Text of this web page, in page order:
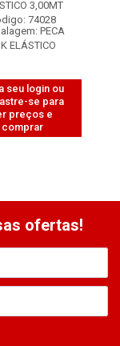
3,00MT
74028
PECA
ELÁSTICO
seu login ou
se para
preços e
comprar
ofertas!